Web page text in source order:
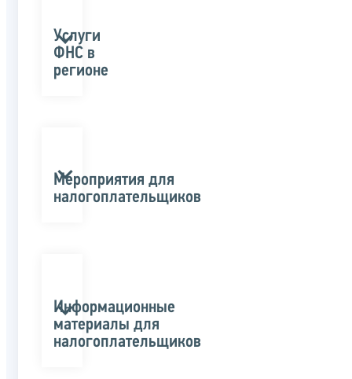
Услуги
ФНС в
регионе
Мероприятия для
налогоплательщиков
Информационные
материалы для
налогоплательщиков